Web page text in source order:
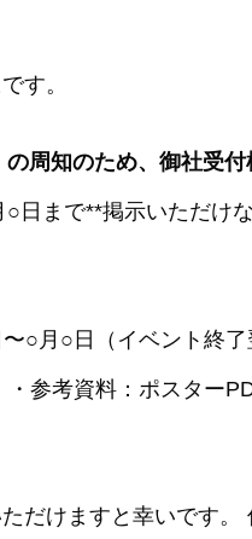
す。
の周知のため、御社受
○日まで**掲示いただけ
○月○日（イベント終
参考資料：ポスター
だけますと幸いです。